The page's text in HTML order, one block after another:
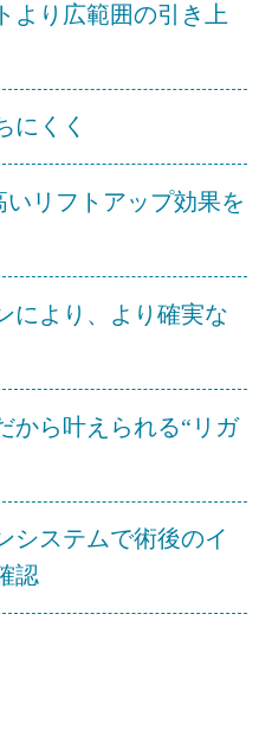
より広範囲の引き上
にくく
いリフトアップ効果を
により、より確実な
から叶えられる“リガ
システムで術後のイ
認